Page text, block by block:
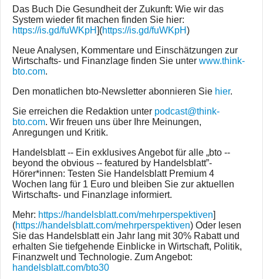
Das Buch Die Gesundheit der Zukunft: Wie wir das
System wieder fit machen finden Sie hier:
https://is.gd/fuWKpH](https://is.gd/fuWKpH)
Neue Analysen, Kommentare und Einschätzungen zur
Wirtschafts- und Finanzlage finden Sie unter www.think-
bto.com.
Den monatlichen bto-Newsletter abonnieren Sie hier.
Sie erreichen die Redaktion unter podcast@think-
bto.com. Wir freuen uns über Ihre Meinungen,
Anregungen und Kritik.
Handelsblatt -- Ein exklusives Angebot für alle „bto --
beyond the obvious -- featured by Handelsblatt”-
Hörer*innen: Testen Sie Handelsblatt Premium 4
Wochen lang für 1 Euro und bleiben Sie zur aktuellen
Wirtschafts- und Finanzlage informiert.
Mehr: https://handelsblatt.com/mehrperspektiven]
(https://handelsblatt.com/mehrperspektiven) Oder lesen
Sie das Handelsblatt ein Jahr lang mit 30% Rabatt und
erhalten Sie tiefgehende Einblicke in Wirtschaft, Politik,
Finanzwelt und Technologie. Zum Angebot:
handelsblatt.com/bto30